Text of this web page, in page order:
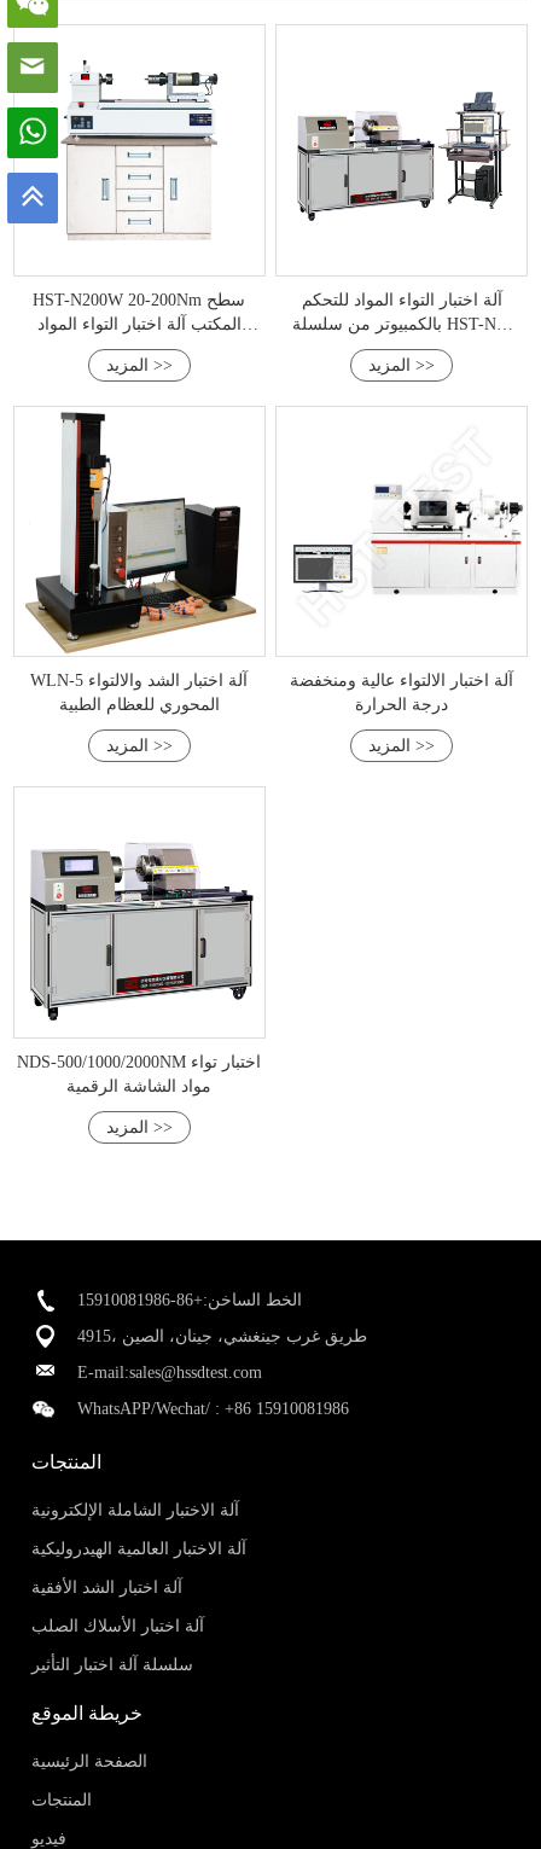
HST-N200W 20-200Nm سطح
المكتب آلة اختبار التواء المواد
المعدنية
المزيد >>
آلة اختبار التواء المواد للتحكم
بالكمبيوتر من سلسلة HST-NW
(500-10000NM)
المزيد >>
WLN-5 آلة اختبار الشد والالتواء
المحوري للعظام الطبية
المزيد >>
آلة اختبار الالتواء عالية ومنخفضة
درجة الحرارة
المزيد >>
NDS-500/1000/2000NM اختبار تواء
مواد الشاشة الرقمية
المزيد >>
الخط الساخن:+86-15910081986
4915، طريق غرب جينغشي، جينان، الصين
E-mail:sales@hssdtest.com
WhatsAPP/Wechat/ :+86 15910081986
المنتجات
آلة الاختبار الشاملة الإلكترونية
آلة الاختبار العالمية الهيدروليكية
آلة اختبار الشد الأفقية
آلة اختبار الأسلاك الصلب
سلسلة آلة اختبار التأثير
خريطة الموقع
الصفحة الرئيسية
المنتجات
فيديو